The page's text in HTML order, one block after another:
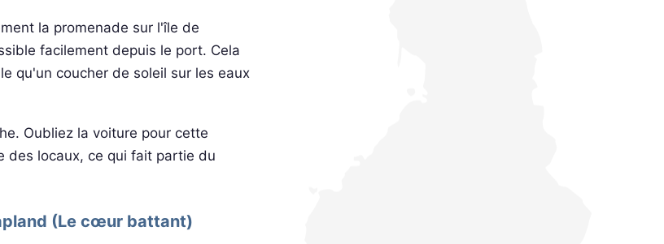
la promenade sur l'île de
facilement depuis le port. Cela
qu'un coucher de soleil sur les eaux
Oubliez la voiture pour cette
des locaux, ce qui fait partie du
(Le cœur battant)